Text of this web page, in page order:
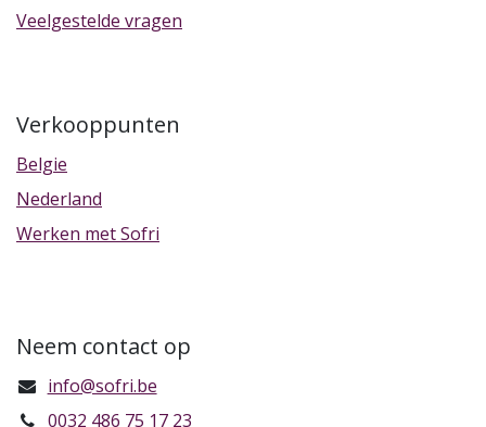
Veelgestelde vragen
Verkooppunten
Belgie
Nederland
Werken met Sofri
Neem contact op
info@sofri.be
0032 486 75 17 23